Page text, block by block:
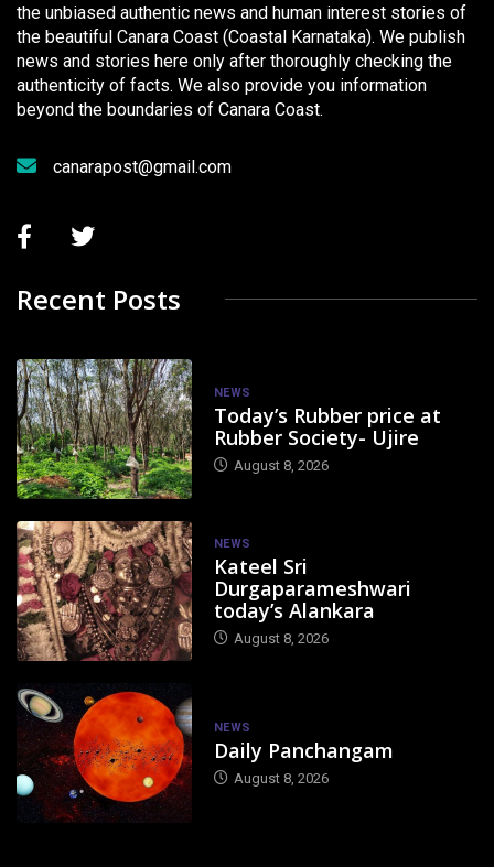
the unbiased authentic news and human interest stories of
the beautiful Canara Coast (Coastal Karnataka). We publish
news and stories here only after thoroughly checking the
authenticity of facts. We also provide you information
beyond the boundaries of Canara Coast.
canarapost@gmail.com
Recent Posts
NEWS
Today’s Rubber price at
Rubber Society- Ujire
August 8, 2026
NEWS
Kateel Sri
Durgaparameshwari
today’s Alankara
August 8, 2026
NEWS
Daily Panchangam
August 8, 2026